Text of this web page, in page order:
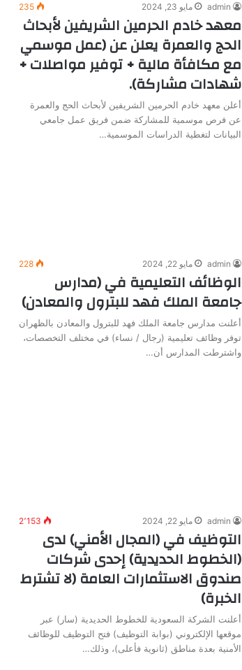
admin مايو 23, 2024 235
معهد خادم الحرمين الشريفين لأبحاث
الحج والعمرة يعلن عن (عمل موسمي
مع مكافأة مالية + توفير مواصلات +
شهادات مشاركة).
أعلن معهد خادم الحرمين الشريفين لأبحاث الحج والعمرة
عن فرص موسمية للمشاركة ضمن فريق عمل جامعي
البيانات لتغطية الدراسات الموسمية…
admin مايو 22, 2024 228
الوظائف التعليمية في (مدارس
جامعة الملك فهد للبترول والمعادن)
أعلنت مدارس جامعة الملك فهد للبترول والمعادن بالظهران
توفر وظائف تعليمية (رجال / نساء) في مختلف التخصصات،
واشترطت المدارس أن…
admin مايو 22, 2024 2٬153
التوظيف في (المجال الأمني) لدى
(الخطوط الحديدية) إحدى شركات
صندوق الاستثمارات العامة (لا تشترط
الخبرة)
أعلنت الشركة السعودية للخطوط الحديدية (سار) عبر
موقعها الإلكتروني (بوابة التوظيف) فتح التوظيف للوظائف
الأمنية بعدة مناطق (ثانوية فأعلى)، وذلك…